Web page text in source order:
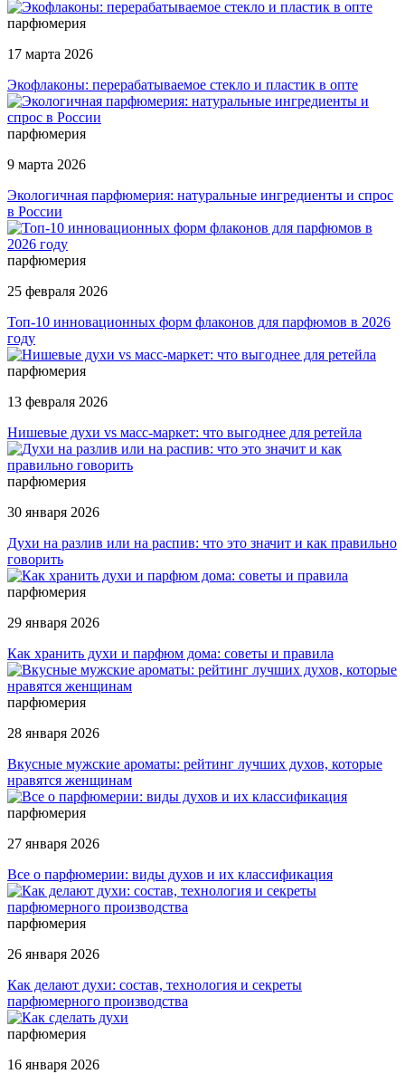
парфюмерия
17 марта 2026
Экофлаконы: перерабатываемое стекло и пластик в опте
парфюмерия
9 марта 2026
Экологичная парфюмерия: натуральные ингредиенты и спрос
в России
парфюмерия
25 февраля 2026
Топ-10 инновационных форм флаконов для парфюмов в 2026
году
парфюмерия
13 февраля 2026
Нишевые духи vs масс-маркет: что выгоднее для ретейла
парфюмерия
30 января 2026
Духи на разлив или на распив: что это значит и как правильно
говорить
парфюмерия
29 января 2026
Как хранить духи и парфюм дома: советы и правила
парфюмерия
28 января 2026
Вкусные мужские ароматы: рейтинг лучших духов, которые
нравятся женщинам
парфюмерия
27 января 2026
Все о парфюмерии: виды духов и их классификация
парфюмерия
26 января 2026
Как делают духи: состав, технология и секреты
парфюмерного производства
парфюмерия
16 января 2026